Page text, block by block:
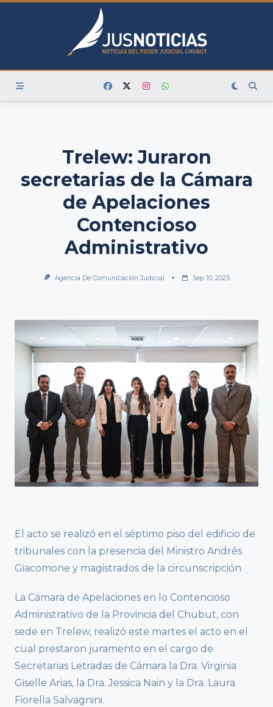
Skip
Trelew: Juraron
secretarias de la Cámara
de Apelaciones
Contencioso
Administrativo
Agencia De Comunicación Judicial Sep 10, 2025
El acto se realizó en el séptimo piso del edificio de
tribunales con la presencia del Ministro Andrés
Giacomone y magistrados de la circunscripción
La Cámara de Apelaciones en lo Contencioso
Administrativo de la Provincia del Chubut, con
sede en Trelew, realizó este martes el acto en el
cual prestaron juramento en el cargo de
Secretarias Letradas de Cámara la Dra. Virginia
Giselle Arias, la Dra. Jessica Nain y la Dra. Laura
Fiorella Salvagnini.